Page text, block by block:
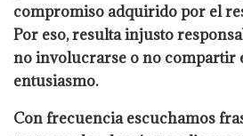
compromiso adquirido por el
Por eso, resulta injusto
no involucrarse o no compartir
entusiasmo.
Con frecuencia escuchamos